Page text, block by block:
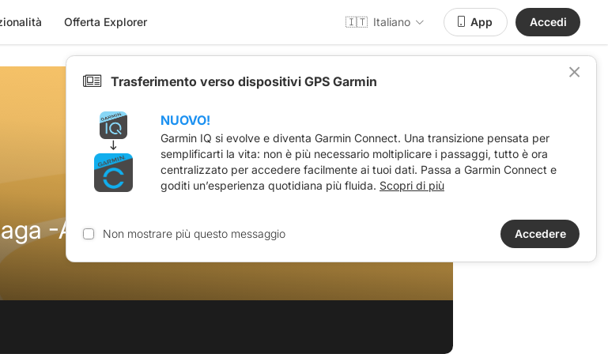
Offerta Explorer 🇮🇹 Italiano App Accedi
-Almería - Benajar 2024
Trasferimento verso dispositivi GPS Garmin
NUOVO!
Garmin IQ si evolve e diventa Garmin Connect. Una transizione pensata per
semplificarti la vita: non è più necessario moltiplicare i passaggi, tutto è ora
centralizzato per accedere facilmente ai tuoi dati. Passa a Garmin Connect e
goditi un’esperienza quotidiana più fluida. Scopri di più
Non mostrare più questo messaggio Accedere